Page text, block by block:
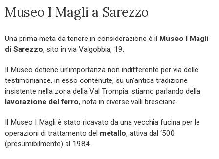
Museo I Magli a Sarezzo
Una prima meta da tenere in considerazione è il Museo I Magli
di Sarezzo, sito in via Valgobbia, 19.
Il Museo detiene un’importanza non indifferente per via delle
testimonianze, in esso contenute, su un’antica tradizione
insistente nella zona della Val Trompia: stiamo parlando della
lavorazione del ferro, nota in diverse valli bresciane.
Il Museo I Magli è stato ricavato da una vecchia fucina per le
operazioni di trattamento del metallo, attiva dal ‘500
(presumibilmente) al 1984.